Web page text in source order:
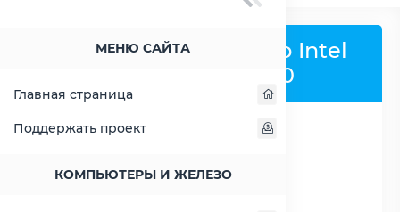
МЕНЮ САЙТА
Главная страница
Поддержать проект
КОМПЬЮТЕРЫ И ЖЕЛЕЗО
Сравнить процессор Intel
Core 2 Duo T5670